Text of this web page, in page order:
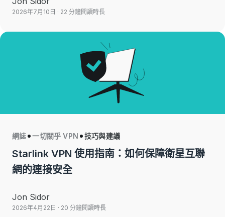
2026年7月10日 · 22 分鐘閱讀時長
網誌 一切關乎 VPN 技巧與建議
Starlink VPN 使用指南：如何保障衛星互聯
網的連接安全
Jon Sidor
2026年4月22日 · 20 分鐘閱讀時長